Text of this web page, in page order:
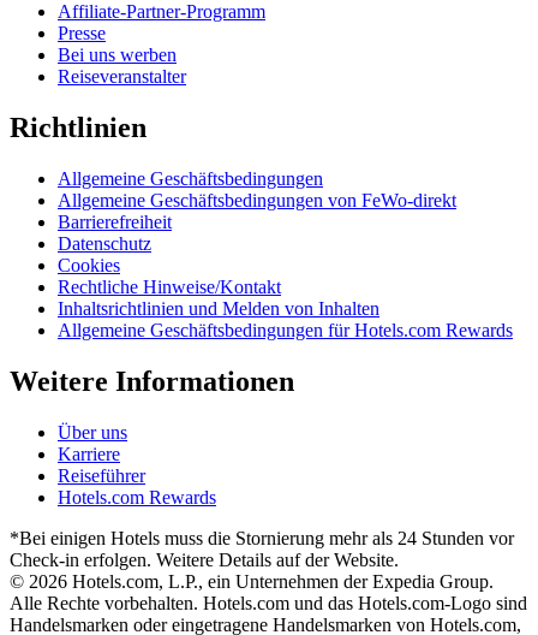
Affiliate-Partner-Programm
Presse
Bei uns werben
Reiseveranstalter
Richtlinien
Allgemeine Geschäftsbedingungen
Allgemeine Geschäftsbedingungen von FeWo-direkt
Barrierefreiheit
Datenschutz
Cookies
Rechtliche Hinweise/Kontakt
Inhaltsrichtlinien und Melden von Inhalten
Allgemeine Geschäftsbedingungen für Hotels.com Rewards
Weitere Informationen
Über uns
Karriere
Reiseführer
Hotels.com Rewards
*Bei einigen Hotels muss die Stornierung mehr als 24 Stunden vor
Check-in erfolgen. Weitere Details auf der Website.
© 2026 Hotels.com, L.P., ein Unternehmen der Expedia Group.
Alle Rechte vorbehalten. Hotels.com und das Hotels.com-Logo sind
Handelsmarken oder eingetragene Handelsmarken von Hotels.com,